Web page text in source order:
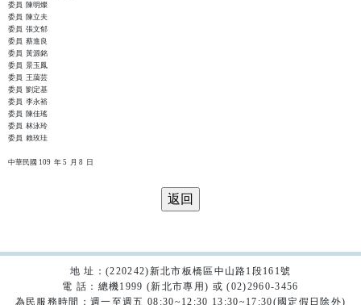
委員  陳明燦
委員  陳立夫
委員  張文郁
委員  蔡進良
委員  黃源銘
委員  景玉鳳
委員  王藹芸
委員  劉定基
委員  李永裕
委員  陳佳瑤
委員  林泳玲
委員  賴玫珪
地 址：(220242)新北市板橋區中山路1段161號
電 話：總機1999 (新北市專用) 或 (02)2960-3456
為民服務時間：週一至週五 08:30~12:30 13:30~17:30(國定假日除外)